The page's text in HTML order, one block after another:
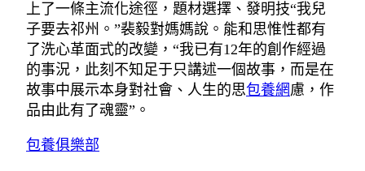
上了一條主流化途徑，題材選擇、發明技“我兒
子要去祁州。”裴毅對媽媽說。能和思惟性都有
了洗心革面式的改變，“我已有12年的創作經過
的事況，此刻不知足于只講述一個故事，而是在
故事中展示本身對社會、人生的思包養網慮，作
品由此有了魂靈”。
包養俱樂部